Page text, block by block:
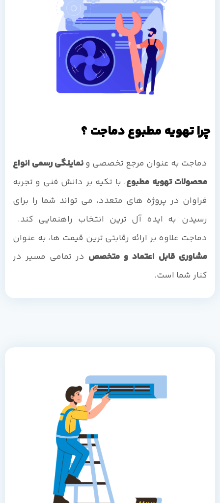
چرا تهویه مطبوع دماجت ؟
دماجت به عنوان مرجع تخصصی ونماینگی رسمی انواع
محصولات تهویه مطبوع، با تکیه بر دانش فنی و تجربه
فراوان در پروژه های متعدد، می تواند شما را برای
رسیدن به ایده آل ترین انتخاب راهنمایی کند.
دماجت علاوه بر ارائه رقابتی ترین قیمت ها، به عنوان
مشاوری قابل اعتماد و متخصص در تمامی مسیر در
کنار شما است.